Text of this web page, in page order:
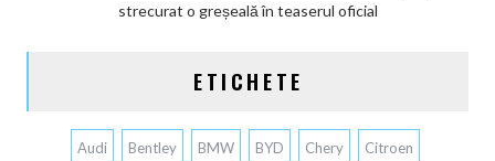
strecurat o greșeală în teaserul oficial
ETICHETE
Audi Bentley BMW BYD Chery Citroen